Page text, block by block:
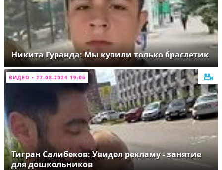
Никита Гуранда: Мы купили только браслетик
ВИДЕО • 27.08.2024 19:06
Тигран Салибеков: Увидел рекламу - занятие
для дошкольников